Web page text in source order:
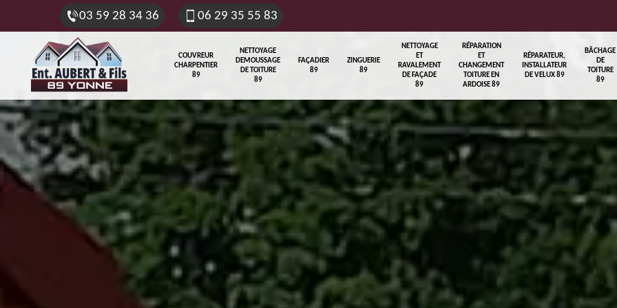
03 59 28 34 36 06 29 35 55 83
COUVREUR
CHARPENTIER
89
NETTOYAGE
DEMOUSSAGE
DE TOITURE
89
FAÇADIER
89
ZINGUERIE
89
NETTOYAGE
ET
RAVALEMENT
DE FAÇADE
89
RÉPARATION
ET
CHANGEMENT
TOITURE EN
ARDOISE 89
RÉPARATEUR,
INSTALLATEUR
DE VELUX 89
BÂCHAGE
DE
TOITURE
89